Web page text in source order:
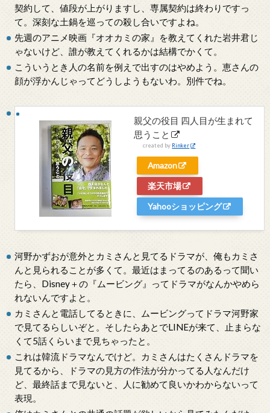
契約して、値段が上がりますし、専属契約は終わりですっ
て。深刻な土鍋を巡っての殺し合いですよね。
先週のアニメ映画『オオカミの家』を教えてくれた岩井君じ
ゃないけど、誰が教えてくれるかは結構でかくて。
こういうとき人の名前を例えで出すのはやめよう。恵さんの
顔が浮かんじゃってどうしようもないわ。別件でね。
親父の役目 四人目が生まれて
思うこと
created by Rinker
Amazon
楽天市場
Yahooショッピング
河野かずおが意外とカミさんと見てるドラマが、俺もカミさ
んと見られることが多くて。最近はまってるのあるって聞い
たら、Disney＋の『ムービング』ってドラマがなんかやめら
れないんですよと。
カミさんと電話してるときに、ムービングってドラマ河野家
で見てるらしいぞと。そしたらあとでLINEが来て、止まらな
くて5話くらいまで見ちゃったと。
これは韓流ドラマなんでけど。カミさんはたくさんドラマを
見てるから、ドラマの見方の作法が分かってる人なんだけ
ど、最終話まで見ないと、人に勧めて良いかわからないって
表現。